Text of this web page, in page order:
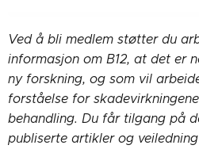
Ved å bli medlem støtter du
informasjon om B12, at det er
ny forskning, og som vil
forståelse for
behandling. Du får tilgang på
publiserte artikler og